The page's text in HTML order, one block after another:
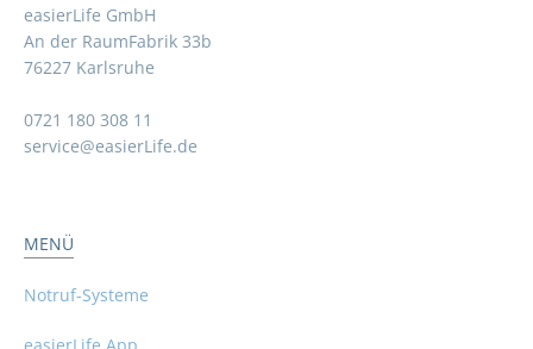
easierLife GmbH
An der RaumFabrik 33b
76227 Karlsruhe
0721 180 308 11
service@easierLife.de
MENÜ
Notruf-Systeme